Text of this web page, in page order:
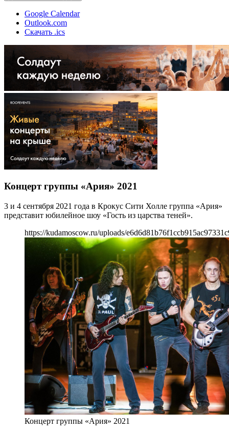
Google Calendar
Outlook.com
Скачать .ics
Концерт группы «Ария» 2021
3 и 4 сентября 2021 года в Крокус Сити Холле группа «Ария»
представит юбилейное шоу «Гость из царства теней».
https://kudamoscow.ru/uploads/
Концерт группы «Ария» 2021